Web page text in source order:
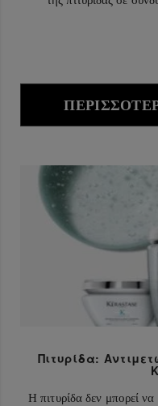
Πιτυρίδα:
Η πιτυρίδα δεν μπορεί